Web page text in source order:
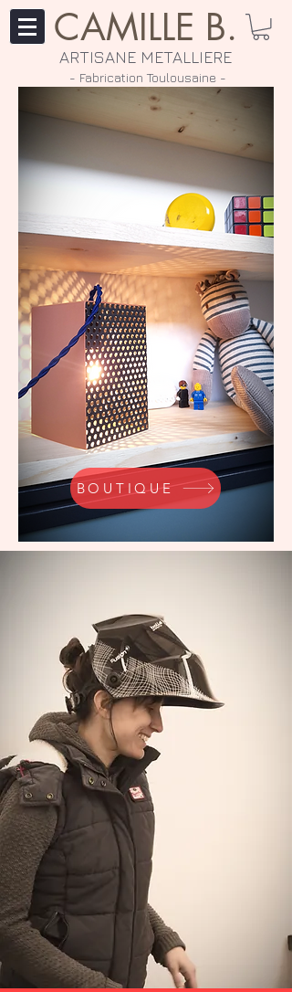
CAMILLE B.
ARTISANE METALLIERE
- Fabrication Toulousaine ​-
BOUTIQUE